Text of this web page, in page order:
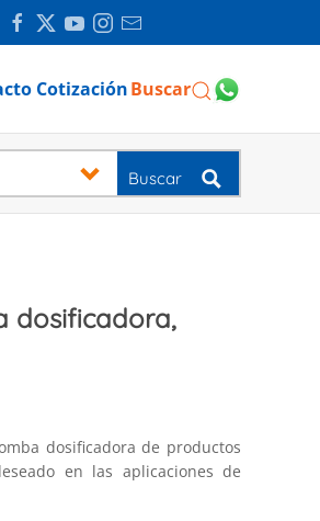
CotizaciónBuscar
Buscar
dosificadora,
dosificadora de productos
en las aplicaciones de